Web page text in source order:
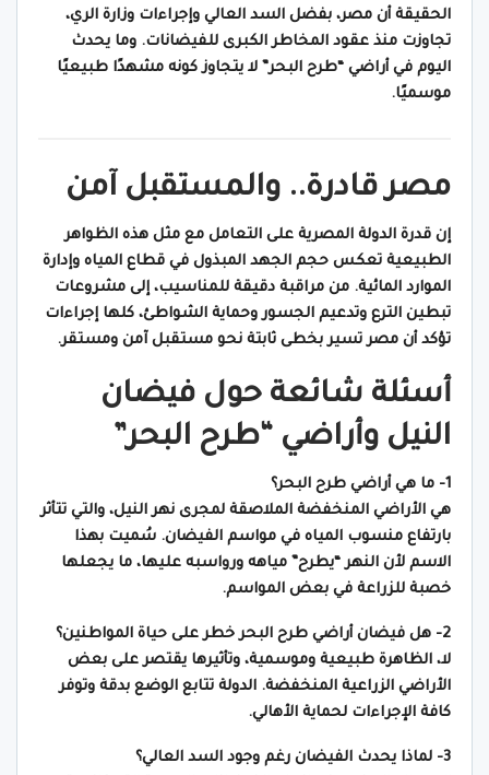
الحقيقة أن مصر، بفضل السد العالي وإجراءات وزارة الري،
تجاوزت منذ عقود المخاطر الكبرى للفيضانات. وما يحدث
اليوم في أراضي “طرح البحر” لا يتجاوز كونه مشهدًا طبيعيًا
موسميًا.
مصر قادرة.. والمستقبل آمن
إن قدرة الدولة المصرية على التعامل مع مثل هذه الظواهر
الطبيعية تعكس حجم الجهد المبذول في قطاع المياه وإدارة
الموارد المائية. من مراقبة دقيقة للمناسيب، إلى مشروعات
تبطين الترع وتدعيم الجسور وحماية الشواطئ، كلها إجراءات
تؤكد أن مصر تسير بخطى ثابتة نحو مستقبل آمن ومستقر.
أسئلة شائعة حول فيضان
النيل وأراضي “طرح البحر”
1- ما هي أراضي طرح البحر؟
هي الأراضي المنخفضة الملاصقة لمجرى نهر النيل، والتي تتأثر
بارتفاع منسوب المياه في مواسم الفيضان. سُميت بهذا
الاسم لأن النهر “يطرح” مياهه ورواسبه عليها، ما يجعلها
خصبة للزراعة في بعض المواسم.
2- هل فيضان أراضي طرح البحر خطر على حياة المواطنين؟
لا، الظاهرة طبيعية وموسمية، وتأثيرها يقتصر على بعض
الأراضي الزراعية المنخفضة. الدولة تتابع الوضع بدقة وتوفر
كافة الإجراءات لحماية الأهالي.
3- لماذا يحدث الفيضان رغم وجود السد العالي؟